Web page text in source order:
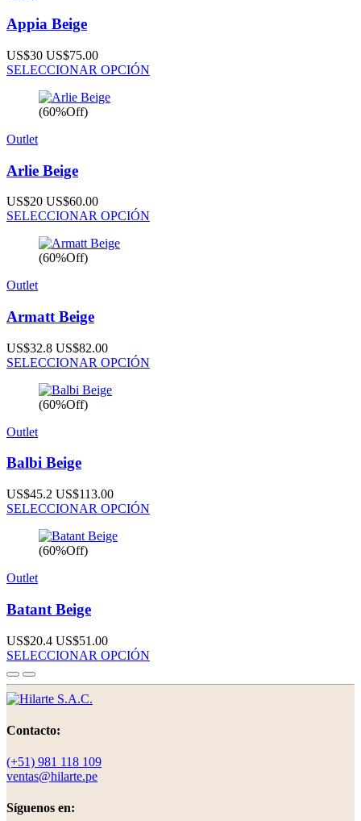
Appia Beige
US$30 US$75.00
SELECCIONAR OPCIÓN
(60%Off)
Outlet
Arlie Beige
US$20 US$60.00
SELECCIONAR OPCIÓN
(60%Off)
Outlet
Armatt Beige
US$32.8 US$82.00
SELECCIONAR OPCIÓN
(60%Off)
Outlet
Balbi Beige
US$45.2 US$113.00
SELECCIONAR OPCIÓN
(60%Off)
Outlet
Batant Beige
US$20.4 US$51.00
SELECCIONAR OPCIÓN
Contacto:
(+51) 981 118 109
ventas@hilarte.pe
Síguenos en: